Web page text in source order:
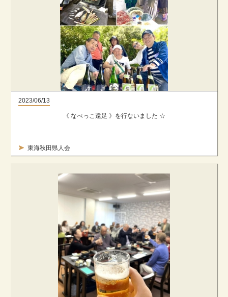
2023/06/13
東海秋田県人会
《 なべっこ遠足 》を行ないました ☆